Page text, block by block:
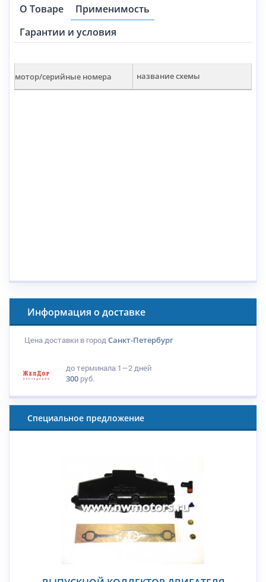
О Товаре
Применимость
Гарантии и условия
мотор/серийные номера название схемы
Информация о доставке
Цена доставки в городСанкт-Петербург
до терминала 1—2 дней
300 руб.
Специальное предложение